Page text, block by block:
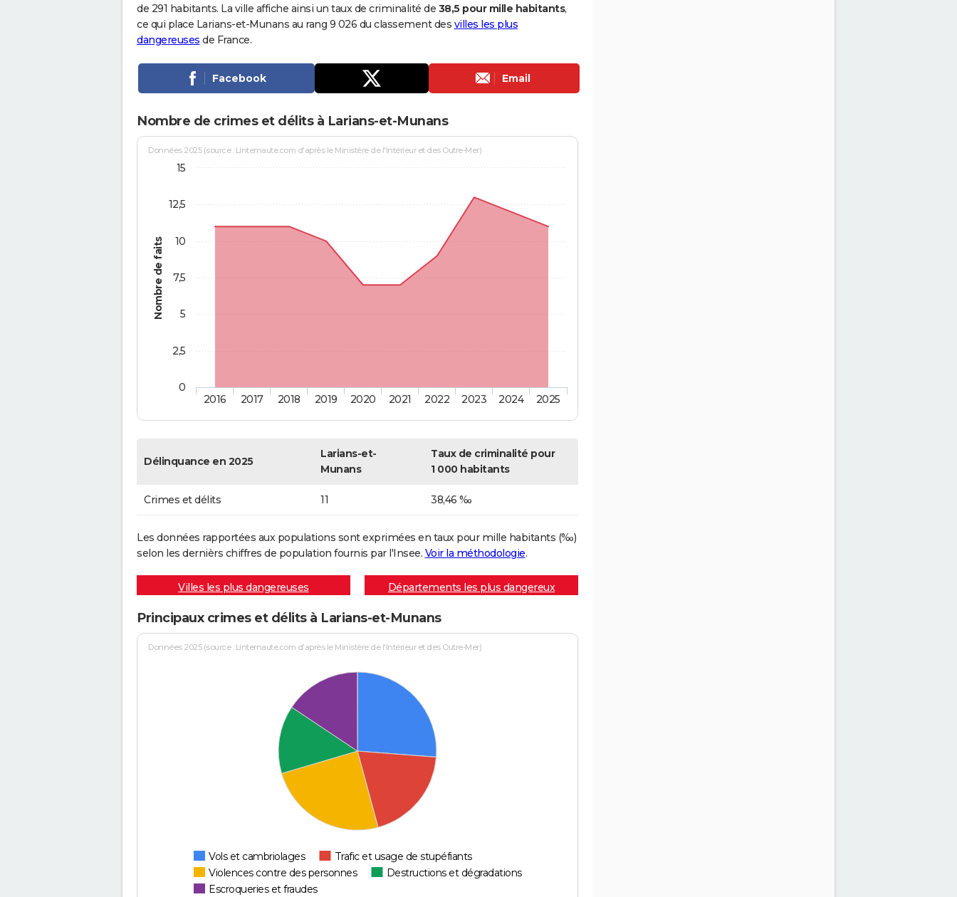
de 291 habitants. La ville affiche ainsi un taux de criminalité de 38,5 pour mille habitants,
ce qui place Larians-et-Munans au rang 9 026 du classement des villes les plus
dangereuses de France.
Facebook Email
Nombre de crimes et délits à Larians-et-Munans
Nombre de faits
Données 2025 (source : Linternaute.com d'après le Ministère de l'Intérieur et des Outre-Mer)
2016 2017 2018 2019 2020 2021 2022 2023 2024 2025
0
2,5
5
7,5
10
12,5
15
Délinquance en 2025
Larians-et-
Munans
Taux de criminalité pour
1 000 habitants
Crimes et délits 11 38,46 ‰
Les données rapportées aux populations sont exprimées en taux pour mille habitants (‰)
selon les dernièrs chiffres de population fournis par l'Insee. Voir la méthodologie.
Villes les plus dangereuses Départements les plus dangereux
Principaux crimes et délits à Larians-et-Munans
Données 2025 (source : Linternaute.com d'après le Ministère de l'Intérieur et des Outre-Mer)
Vols et cambriolages
Trafic et usage de stupéfiants
Violences contre des personnes
Destructions et dégradations
Escroqueries et fraudes